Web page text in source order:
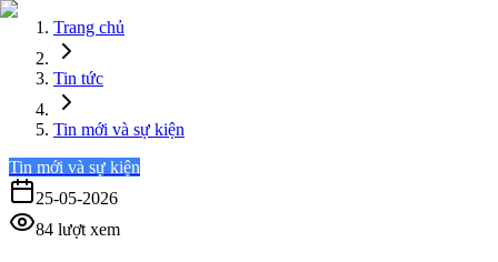
Trang chủ
Tin tức
Tin mới và sự kiện
Tin mới và sự kiện
25-05-2026
84 lượt xem